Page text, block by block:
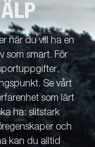
när du vill ha en
som smart. För
Se vårt
som lärt
ha: slitstark
och
kan du alltid